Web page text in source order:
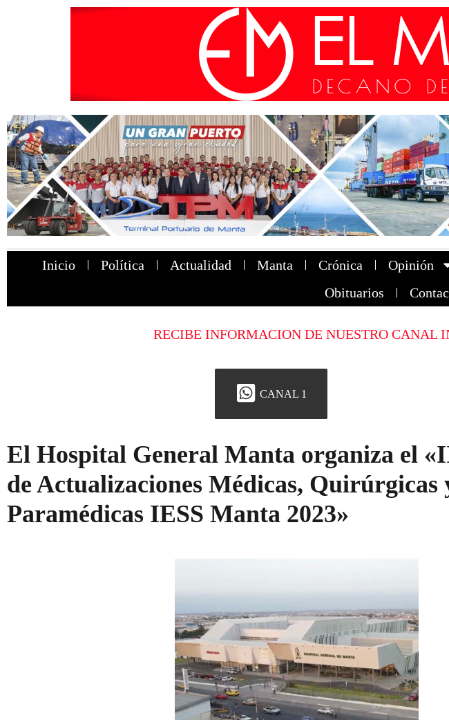
Inicio Política Actualidad Manta Crónica Opinión
Obituarios
RECIBE INFORMACION DE NUESTRO CANAL
CANAL 1
El Hospital General Manta organiza el
de Actualizaciones Médicas, Quirúrgicas
Paramédicas IESS Manta 2023»